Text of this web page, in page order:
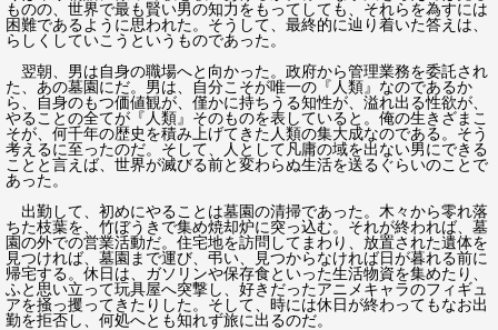
ものの、世界で最も賢い男の知力をもってしても、それらを為すには
困難であるように思われた。そうして、最終的に辿り着いた答えは、
らしくしていこうというものであった。
翌朝、男は自身の職場へと向かった。政府から管理業務を委託され
た、あの墓園にだ。男は、自分こそが唯一の『人類』なのであるか
ら、自身のもつ価値観が、僅かに持ちうる知性が、溢れ出る性欲が、
やることの全てが『人類』そのものを表していると。俺の生きざまこ
そが、何千年の歴史を積み上げてきた人類の集大成なのである。そう
考えるに至ったのだ。そして、人として凡庸の域を出ない男にできる
ことと言えば、世界が滅びる前と変わらぬ生活を送るぐらいのことで
あった。
出勤して、初めにやることは墓園の清掃であった。木々から零れ落
ちた枝葉を、竹ぼうきで集め焼却炉に突っ込む。それが終われば、墓
園の外での営業活動だ。住宅地を訪問してまわり、放置された遺体を
見つければ、墓園まで運び、弔い、見つからなければ日が暮れる前に
帰宅する。休日は、ガソリンや保存食といった生活物資を集めたり、
ふと思い立って玩具屋へ突撃し、好きだったアニメキャラのフィギュ
アを掻っ攫ってきたりした。そして、時には休日が終わってもなお出
勤を拒否し、何処へとも知れず旅に出るのだ。